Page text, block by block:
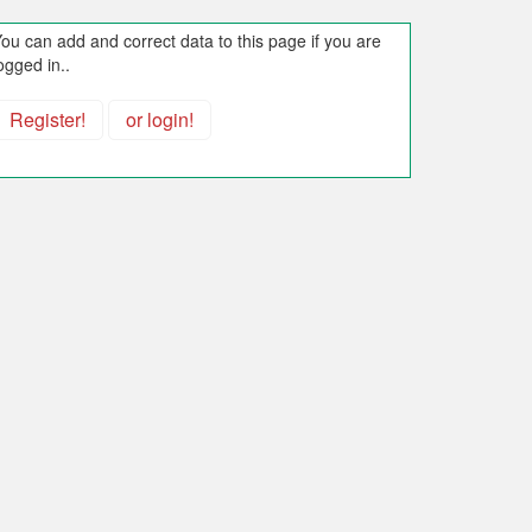
can add and correct data to this page if you are
in..
Register! or login!